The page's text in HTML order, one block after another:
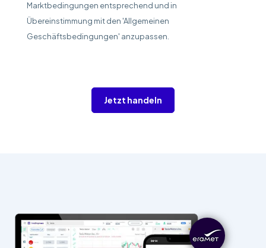
Marktbedingungen entsprechend und in
Übereinstimmung mit den 'Allgemeinen
Geschäftsbedingungen' anzupassen.
Jetzt handeln